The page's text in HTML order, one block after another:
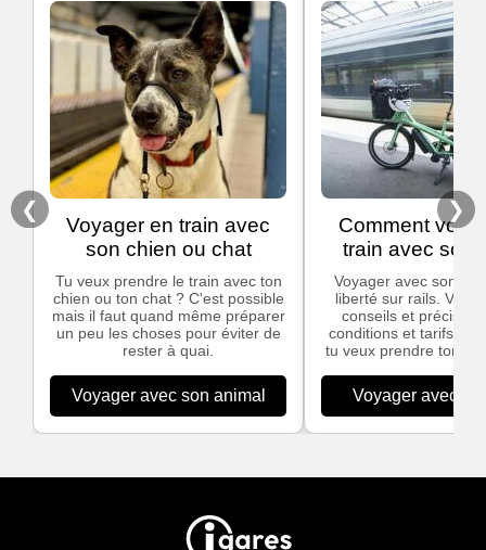
❮
Voyager en train avec
son chien ou chat
Tu veux prendre le train avec ton
chien ou ton chat ? C'est possible
mais il faut quand même préparer
un peu les choses pour éviter de
rester à quai.
Voyager avec son animal
Comment
train avec son
Voyager avec son
liberté sur rails. Voici
conseils et
conditions et tarifs
tu veux prendre ton
Voyager avec
❯